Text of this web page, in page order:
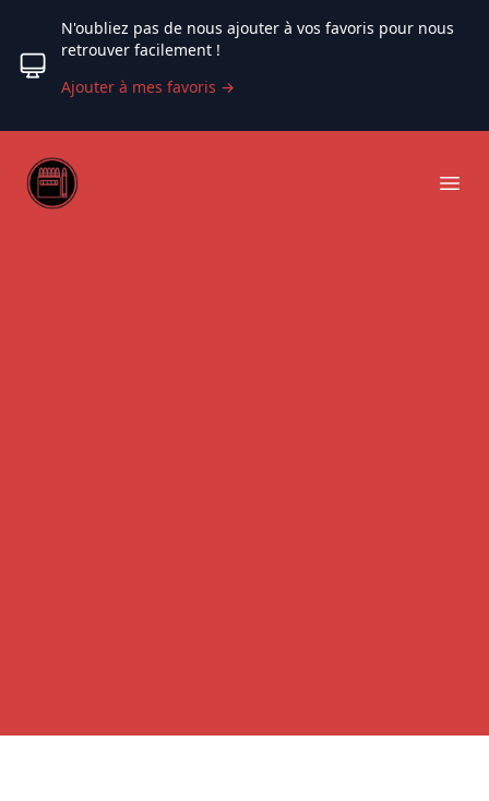
N'oubliez pas de nous ajouter à vos favoris pour nous
retrouver facilement !
Ajouter à mes favoris →
Web coloriage